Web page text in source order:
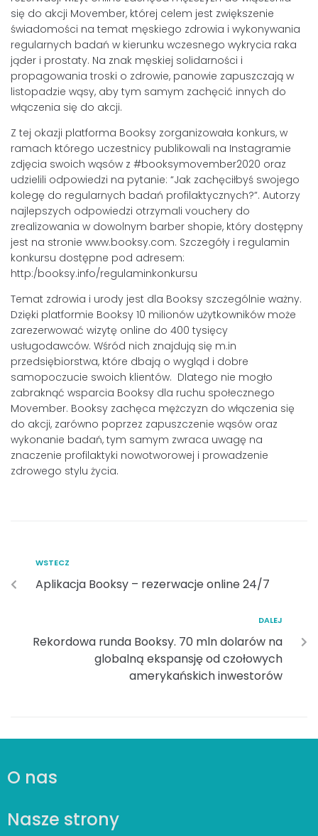
się do akcji Movember, której celem jest zwiększenie
świadomości na temat męskiego zdrowia i wykonywania
regularnych badań w kierunku wczesnego wykrycia raka
jąder i prostaty. Na znak męskiej solidarności i
propagowania troski o zdrowie, panowie zapuszczają w
listopadzie wąsy, aby tym samym zachęcić innych do
włączenia się do akcji.
Z tej okazji platforma Booksy zorganizowała konkurs, w
ramach którego uczestnicy publikowali na Instagramie
zdjęcia swoich wąsów z #booksymovember2020 oraz
udzielili odpowiedzi na pytanie: “Jak zachęciłbyś swojego
kolegę do regularnych badań profilaktycznych?”. Autorzy
najlepszych odpowiedzi otrzymali vouchery do
zrealizowania w dowolnym barber shopie, który dostępny
jest na stronie www.booksy.com. Szczegóły i regulamin
konkursu dostępne pod adresem:
http:/booksy.info/regulaminkonkursu
Temat zdrowia i urody jest dla Booksy szczególnie ważny.
Dzięki platformie Booksy 10 milionów użytkowników może
zarezerwować wizytę online do 400 tysięcy
usługodawców. Wśród nich znajdują się m.in
przedsiębiorstwa, które dbają o wygląd i dobre
samopoczucie swoich klientów. Dlatego nie mogło
zabraknąć wsparcia Booksy dla ruchu społecznego
Movember. Booksy zachęca mężczyzn do włączenia się
do akcji, zarówno poprzez zapuszczenie wąsów oraz
wykonanie badań, tym samym zwraca uwagę na
znaczenie profilaktyki nowotworowej i prowadzenie
zdrowego stylu życia.
WSTECZ
Aplikacja Booksy – rezerwacje online 24/7
DALEJ
Rekordowa runda Booksy. 70 mln dolarów na
globalną ekspansję od czołowych
amerykańskich inwestorów
O nas
Nasze strony